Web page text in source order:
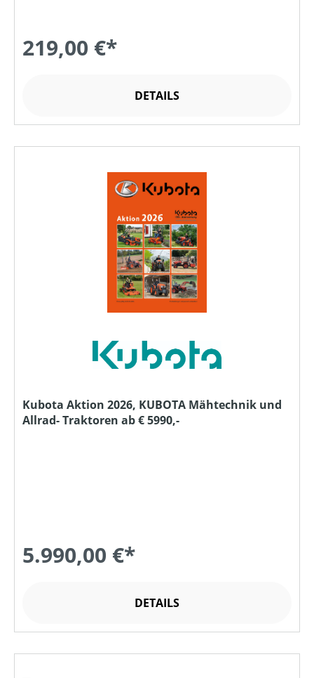
219,00 €*
DETAILS
Kubota Aktion 2026, KUBOTA Mähtechnik und
Allrad- Traktoren ab € 5990,-
5.990,00 €*
DETAILS